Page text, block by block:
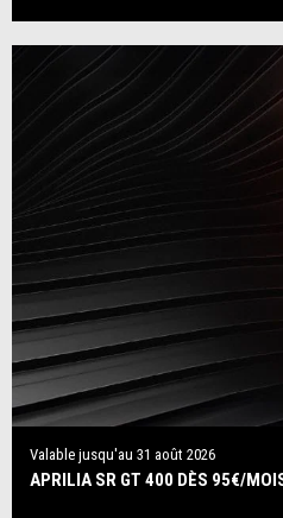
Valable jusqu'au 31 août 2026
APRILIA SR GT 400 DÈS 95€/